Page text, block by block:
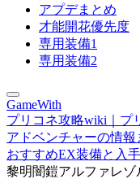
アプデまとめ
才能開花優先度
専用装備1
専用装備2
GameWith
プリコネ攻略wiki｜プ
アドベンチャーの情報
おすすめEX装備と入
黎明闇鎧アルファレ